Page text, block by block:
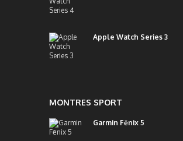
Apple Watch Series 3
MONTRES SPORT
Garmin Fēnix 5